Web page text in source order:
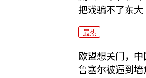
把戏骗不了东大
最热
欧盟想关门，
鲁塞尔被逼到墙